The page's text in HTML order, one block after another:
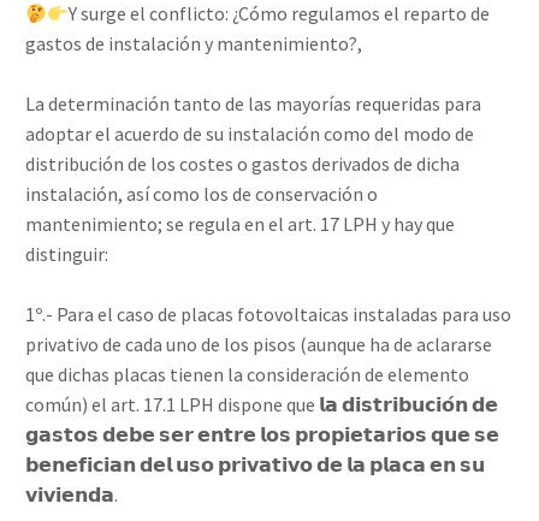
Y surge el conflicto: ¿Cómo regulamos el reparto de
gastos de instalación y mantenimiento?, ⁣
La determinación tanto de las mayorías requeridas para
adoptar el acuerdo de su instalación como del modo de
distribución de los costes o gastos derivados de dicha
instalación, así como los de conservación o
mantenimiento; se regula en el art. 17 LPH y hay que
distinguir:⁣
1º.- Para el caso de placas fotovoltaicas instaladas para uso
privativo de cada uno de los pisos (aunque ha de aclararse
que dichas placas tienen la consideración de elemento
común) el art. 17.1 LPH dispone que 𝗹𝗮 𝗱𝗶𝘀𝘁𝗿𝗶𝗯𝘂𝗰𝗶𝗼́𝗻 𝗱𝗲
𝗴𝗮𝘀𝘁𝗼𝘀 𝗱𝗲𝗯𝗲 𝘀𝗲𝗿 𝗲𝗻𝘁𝗿𝗲 𝗹𝗼𝘀 𝗽𝗿𝗼𝗽𝗶𝗲𝘁𝗮𝗿𝗶𝗼𝘀 𝗾𝘂𝗲 𝘀𝗲
𝗯𝗲𝗻𝗲𝗳𝗶𝗰𝗶𝗮𝗻 𝗱𝗲𝗹 𝘂𝘀𝗼 𝗽𝗿𝗶𝘃𝗮𝘁𝗶𝘃𝗼 𝗱𝗲 𝗹𝗮 𝗽𝗹𝗮𝗰𝗮 𝗲𝗻 𝘀𝘂
𝘃𝗶𝘃𝗶𝗲𝗻𝗱𝗮.⁣